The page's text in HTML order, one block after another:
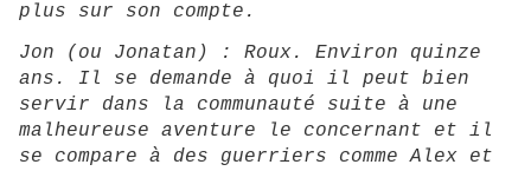
plus sur son compte.
Jon (ou Jonatan) : Roux. Environ quinze
ans. Il se demande à quoi il peut bien
servir dans la communauté suite à une
malheureuse aventure le concernant et il
se compare à des guerriers comme Alex et